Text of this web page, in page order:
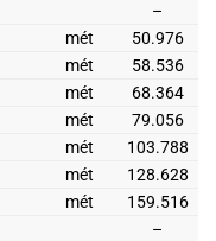
–
mét
50.976
mét
58.536
mét
68.364
mét
79.056
mét
103.788
mét
128.628
mét
159.516
–